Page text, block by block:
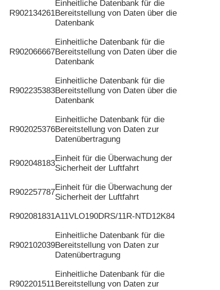
R902134261
Einheitliche Datenbank für die
Bereitstellung von Daten über die
Datenbank
R902066667
Einheitliche Datenbank für die
Bereitstellung von Daten über die
Datenbank
R902235383
Einheitliche Datenbank für die
Bereitstellung von Daten über die
Datenbank
R902025376
Einheitliche Datenbank für die
Bereitstellung von Daten zur
Datenübertragung
R902048183
Einheit für die Überwachung der
Sicherheit der Luftfahrt
R902257787
Einheit für die Überwachung der
Sicherheit der Luftfahrt
R902081831A11VLO190DRS/11R-NTD12K84
R902102039
Einheitliche Datenbank für die
Bereitstellung von Daten zur
Datenübertragung
R902201511
Einheitliche Datenbank für die
Bereitstellung von Daten zur